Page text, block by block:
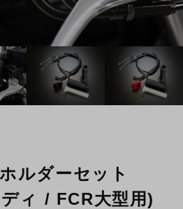
ルダーセット
ィ / FCR大型用)